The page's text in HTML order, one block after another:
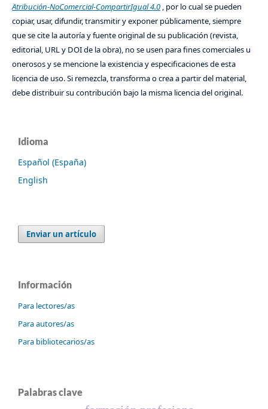
Atribución-NoComercial-CompartirIgual 4.0, por lo cual se pueden
copiar, usar, difundir, transmitir y exponer públicamente, siempre
que se cite la autoría y fuente original de su publicación (revista,
editorial, URL y DOI de la obra), no se usen para fines comerciales u
onerosos y se mencione la existencia y especificaciones de esta
licencia de uso. Si remezcla, transforma o crea a partir del material,
debe distribuir su contribución bajo la misma licencia del original.
Idioma
Español (España)
English
Enviar un artículo
Información
Para lectores/as
Para autores/as
Para bibliotecarios/as
Palabras clave